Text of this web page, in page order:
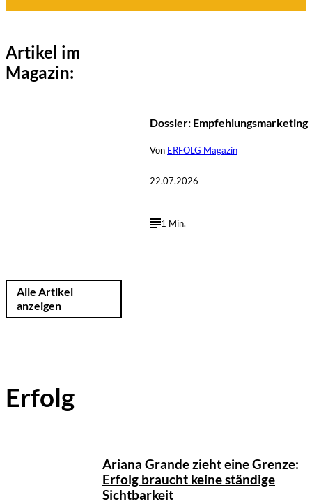
Artikel im
Magazin:
Dossier: Empfehlungsmarketing
Von ERFOLG Magazin
22.07.2026
1 Min.
Alle Artikel
anzeigen
Erfolg
Ariana Grande zieht eine Grenze:
Erfolg braucht keine ständige
Sichtbarkeit